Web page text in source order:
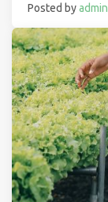
Posted byadmin